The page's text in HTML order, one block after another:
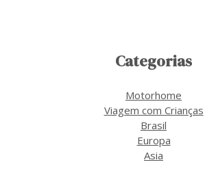
Categorias
Motorhome
Viagem com Crianças
Brasil
Europa
Asia